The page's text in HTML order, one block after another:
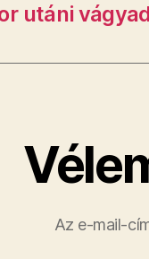
utáni
Az e-mail-